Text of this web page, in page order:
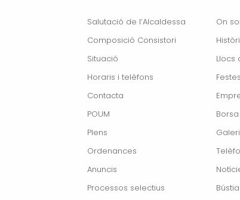
Salutació de l’Alcaldessa
Composició Consistori
Situació
Horaris i telèfons
Contacta
POUM
Plens
Ordenances
Anuncis
Processos selectius
On
Llocs